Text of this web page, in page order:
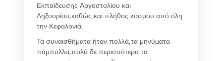
Εκπαίδευσης Αργοστολίου και
Ληξουρίου,καθώς και πλήθος κόσμου από όλη
την Κεφαλονιά.
Τα συναισθήματα ήταν πολλά,τα μηνύματα
πάμπολλα,πολύ δε περισσότερα τα